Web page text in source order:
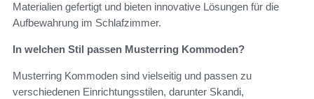
Materialien gefertigt und bieten innovative Lösungen für die
Aufbewahrung im Schlafzimmer.
In welchen Stil passen Musterring Kommoden?
Musterring Kommoden sind vielseitig und passen zu
verschiedenen Einrichtungsstilen, darunter Skandi,